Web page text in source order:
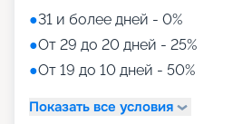
«Круиз.онлайн»
Приглашаем вас
компании «Круиз.онлайн» и
2026 - 2027 гг. прямо на
●31 и более дней - 0%
●От 29 до 20 дней - 25%
●От 19 до 10 дней - 50%
Показать все условия